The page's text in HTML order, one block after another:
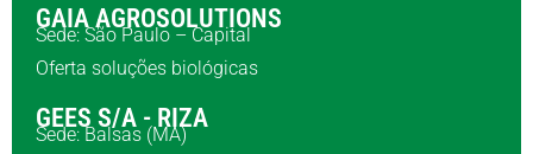
GAIA AGROSOLUTIONS
Sede: São Paulo – Capital
Oferta soluções biológicas
GEES S/A - RIZA
Sede: Balsas (MA)